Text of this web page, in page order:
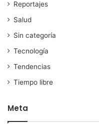
Reportajes
Salud
Sin categoría
Tecnología
Tendencias
Tiempo libre
Meta